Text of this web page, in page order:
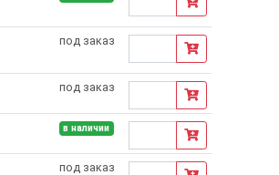
под заказ
под заказ
в наличии
под заказ